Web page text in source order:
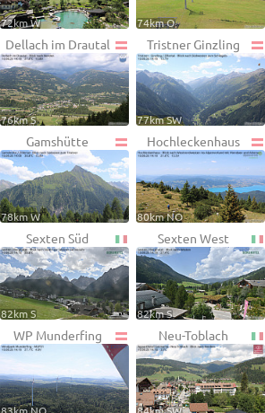
72km W 74km O
Dellach im Drautal
76km S
Tristner Ginzling
77km SW
Gamshütte
78km W
Hochleckenhaus
80km NO
Sexten Süd
82km S
Sexten West
82km S
WP Munderfing Neu-Toblach